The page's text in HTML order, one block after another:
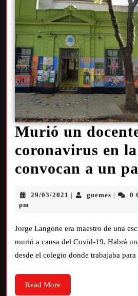
Murió un
coronavirus en
convocan a un
29/03/2021 guemes 0
pm
Jorge Langone era maestro de una
murió a causa del Covid-19. Habrá
desde el colegio donde trabajaba
Read More